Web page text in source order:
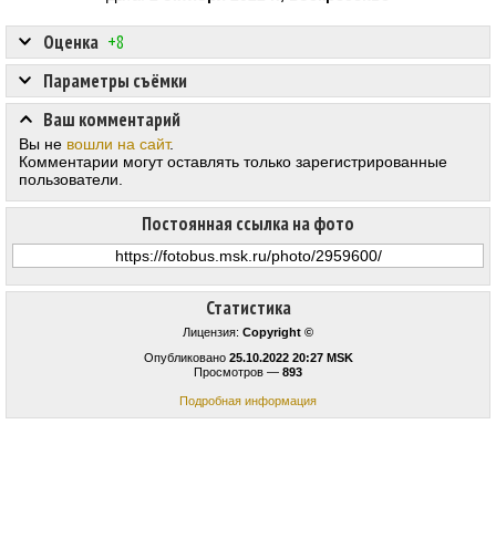
Статистика
Лицензия: Copyright ©
Опубликовано 25.10.2022 20:27 MSK
Просмотров — 893
Подробная информация
Оценка +8
Постоянная ссылка на фото
Параметры съёмки
Ваш комментарий
Вы не вошли на сайт.
Комментарии могут оставлять только зарегистрированные
пользователи.